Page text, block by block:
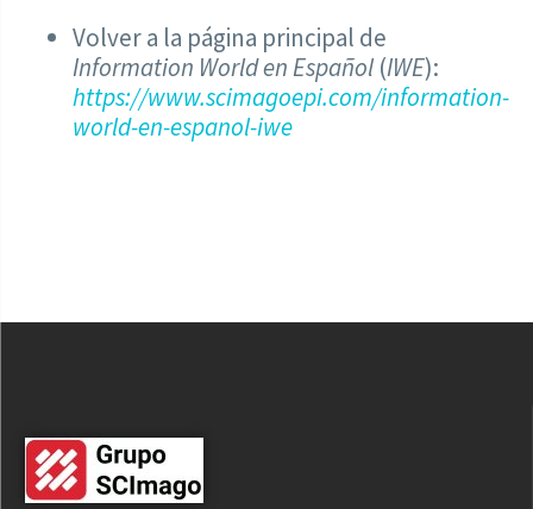
Volver a la página principal de
Information World en Español (IWE):
https://www.scimagoepi.com/information-
world-en-espanol-iwe